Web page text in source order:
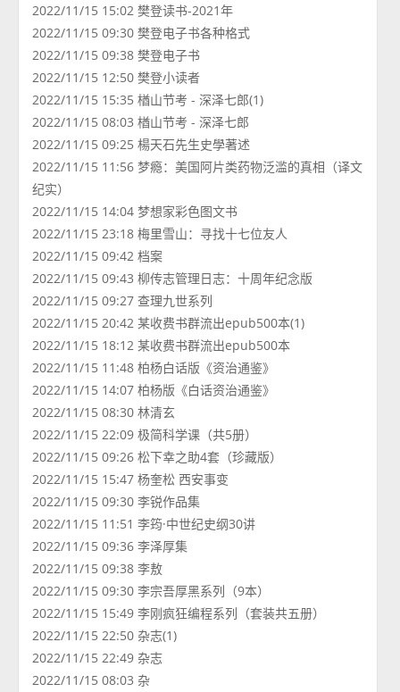
2022/11/15 15:02 樊登读书-2021年
2022/11/15 09:30 樊登电子书各种格式
2022/11/15 09:38 樊登电子书
2022/11/15 12:50 樊登小读者
2022/11/15 15:35 楢山节考 - 深泽七郎(1)
2022/11/15 08:03 楢山节考 - 深泽七郎
2022/11/15 09:25 楊天石先生史學著述
2022/11/15 11:56 梦瘾：美国阿片类药物泛滥的真相（译文
纪实）
2022/11/15 14:04 梦想家彩色图文书
2022/11/15 23:18 梅里雪山：寻找十七位友人
2022/11/15 09:42 档案
2022/11/15 09:43 柳传志管理日志：十周年纪念版
2022/11/15 09:27 查理九世系列
2022/11/15 20:42 某收费书群流出epub500本(1)
2022/11/15 18:12 某收费书群流出epub500本
2022/11/15 11:48 柏杨白话版《资治通鉴》
2022/11/15 14:07 柏杨版《白话资治通鉴》
2022/11/15 08:30 林清玄
2022/11/15 22:09 极简科学课（共5册）
2022/11/15 09:26 松下幸之助4套（珍藏版）
2022/11/15 15:47 杨奎松 西安事变
2022/11/15 09:30 李锐作品集
2022/11/15 11:51 李筠·中世纪史纲30讲
2022/11/15 09:36 李泽厚集
2022/11/15 09:38 李敖
2022/11/15 09:30 李宗吾厚黑系列（9本）
2022/11/15 15:49 李刚疯狂编程系列（套装共五册）
2022/11/15 22:50 杂志(1)
2022/11/15 22:49 杂志
2022/11/15 08:03 杂